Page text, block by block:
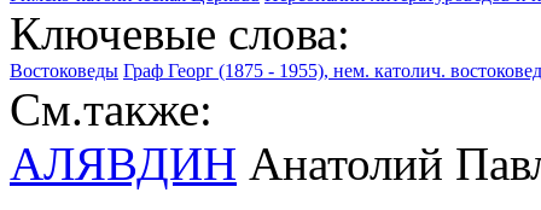
Ключевые слова:
Востоковеды Граф Георг (1875 - 1955), нем. католич.
См.также:
АЛЯВДИН Анатолий